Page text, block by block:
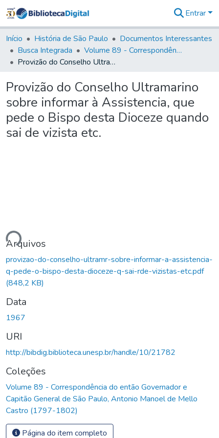
&
Coleções
Tudo na
Biblioteca
Estatísticas
Entrar
Início História de São Paulo
Documentos Interessantes
Busca Integrada
Volume 89 - Correspondência do então Governador e Capitão General de São Paulo, Antonio Manoel de Mello Castro (1797-1802)
Provizão do Conselho Ultramarino sobre informar à Assistencia, que pede o Bispo desta Dioceze quando sai de vizista etc.
Provizão do Conselho Ultramarino
sobre informar à Assistencia, que
pede o Bispo desta Dioceze quando
sai de vizista etc.
Arquivos
provizao-do-conselho-ultramr-sobre-informar-a-assistencia-
q-pede-o-bispo-desta-dioceze-q-sai-rde-vizistas-etc.pdf
(848,2 KB)
Data
1967
URI
http://bibdig.biblioteca.unesp.br/handle/10/21782
Coleções
Volume 89 - Correspondência do então Governador e
Capitão General de São Paulo, Antonio Manoel de Mello
Castro (1797-1802)
Página do item completo